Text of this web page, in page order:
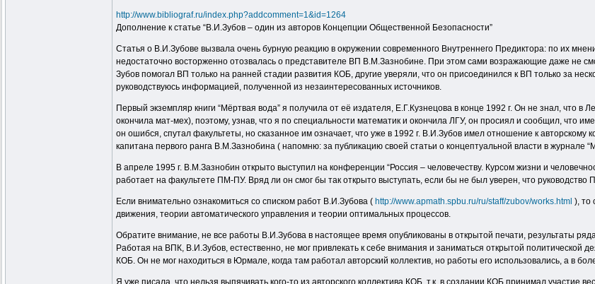
http://www.bibliograf.ru/index.php?addcomment=1&id=1264
Дополнение к статье “В.И.Зубов – один из авторов Концепции Общественной Безопасности”
Статья о В.И.Зубове вызвала очень бурную реакцию в окружении современного Внутреннего Предиктора: по их
недостаточно восторженно отозвалась о представителе ВП В.М.Зазнобине. При этом сами возражающие даже не
Зубов помогал ВП только на ранней стадии развития КОБ, другие уверяли, что он присоединился к ВП только за
руководствуюсь информацией, полученной из незаинтересованных источников.
Первый экземпляр книги “Мёртвая вода” я получила от её издателя, Е.Г.Кузнецова в конце 1992 г. Он не знал, что
окончила мат-мех), поэтому, узнав, что я по специальности математик и окончила ЛГУ, он просиял и сообщил, что
он ошибся, спутал факультеты, но сказанное им означает, что уже в 1992 г. В.И.Зубов имел отношение к авторскому
капитана первого ранга В.М.Зазнобина ( напомню: за публикацию своей статьи о концептуальной власти в журнале
В апреле 1995 г. В.М.Зазнобин открыто выступил на конференции “Россия – человечеству. Курсом жизни и
работает на факультете ПМ-ПУ. Вряд ли он смог бы так открыто выступать, если бы не был уверен, что руководство
Если внимательно ознакомиться со списком работ В.И.Зубова ( http://www.apmath.spbu.ru/ru/staff/zubov/works.html ), то
движения, теории автоматического управления и теории оптимальных процессов.
Обратите внимание, не все работы В.И.Зубова в настоящее время опубликованы в открытой печати, результаты
Работая на ВПК, В.И.Зубов, естественно, не мог привлекать к себе внимания и заниматься открытой политической
КОБ. Он не мог находиться в Юрмале, когда там работал авторский коллектив, но работы его использовались, а в